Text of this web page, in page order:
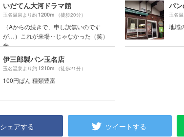
いだてん大河ドラマ館
玉名温泉より約1200m （徒歩20分）
（Aからの続きで、申し訳無いのです
が…）これが来場‥じゃなかった（笑）
来...
パ
玉名
地域
伊三郎製パン玉名店
玉名温泉より約1210m （徒歩21分）
100円ぱん 種類豊富
シェアする ツイートする